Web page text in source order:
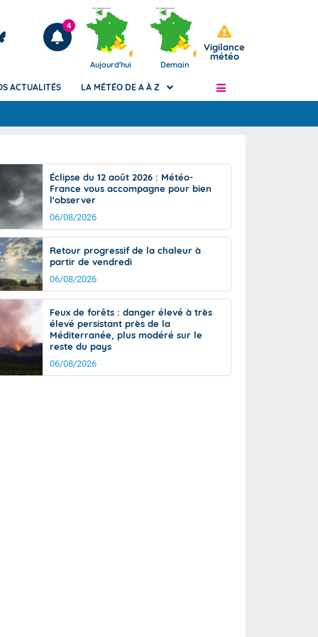
Articles
4
Aujourd'hui Demain
Vigilance
météo
de
Phénomènes dangereux de J+2 à J+7
Avertissement pluies intenses à l'échelle
des communes (Apic)
Bulletins Marine
Bulletins d'estimation du risque
d'avalanche
Météo des forêts
Vigicrues
ACTUALITÉS LA MÉTÉO DE A À Z
Éclipse du 12 août 2026 : Météo-
France vous accompagne pour bien
l'observer
06/08/2026
Retour progressif de la chaleur à
partir de vendredi
06/08/2026
Feux de forêts : danger élevé à très
élevé persistant près de la
Méditerranée, plus modéré sur le
reste du pays
06/08/2026